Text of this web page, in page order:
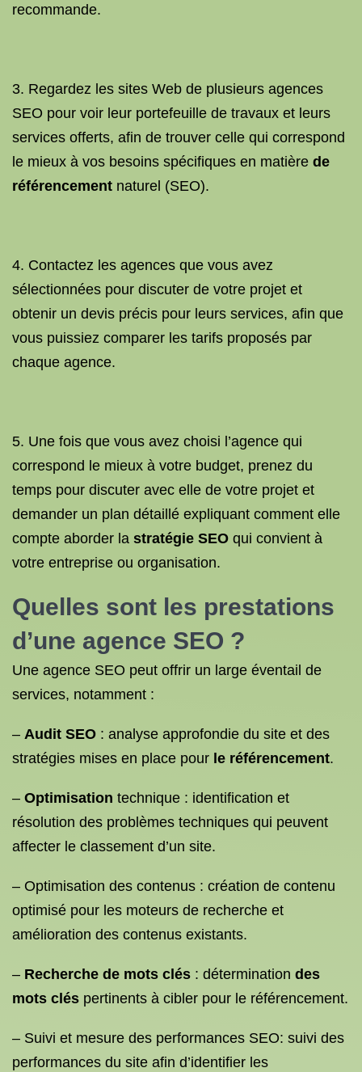
recommande.
3. Regardez les sites Web de plusieurs agences
SEO pour voir leur portefeuille de travaux et leurs
services offerts, afin de trouver celle qui correspond
le mieux à vos besoins spécifiques en matière de
référencement naturel (SEO).
4. Contactez les agences que vous avez
sélectionnées pour discuter de votre projet et
obtenir un devis précis pour leurs services, afin que
vous puissiez comparer les tarifs proposés par
chaque agence.
5. Une fois que vous avez choisi l’agence qui
correspond le mieux à votre budget, prenez du
temps pour discuter avec elle de votre projet et
demander un plan détaillé expliquant comment elle
compte aborder la stratégie SEO qui convient à
votre entreprise ou organisation.
Quelles sont les prestations
d’une agence SEO ?
Une agence SEO peut offrir un large éventail de
services, notamment :
– Audit SEO : analyse approfondie du site et des
stratégies mises en place pour le référencement.
– Optimisation technique : identification et
résolution des problèmes techniques qui peuvent
affecter le classement d’un site.
– Optimisation des contenus : création de contenu
optimisé pour les moteurs de recherche et
amélioration des contenus existants.
– Recherche de mots clés : détermination des
mots clés pertinents à cibler pour le référencement.
– Suivi et mesure des performances SEO: suivi des
performances du site afin d’identifier les